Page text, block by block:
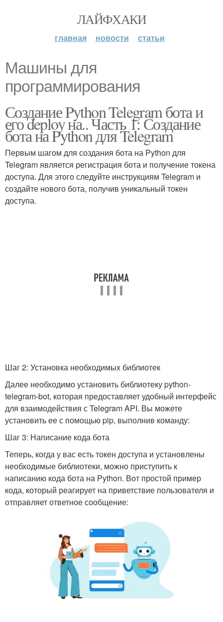
ЛАЙФХАКИ
главная новости статьи
Машины для
программирования
Создание Python Telegram бота и
его deploy на.. Часть 1: Создание
бота на Python для Telegram
Первым шагом для создания бота на Python для
Telegram является регистрация бота и получение токена
доступа. Для этого следуйте инструкциям Telegram и
создайте нового бота, получив уникальный токен
доступа.
Шаг 2: Установка необходимых библиотек
Далее необходимо установить библиотеку python-
telegram-bot, которая предоставляет удобный интерфейс
для взаимодействия с Telegram API. Вы можете
установить ее с помощью pip, выполнив команду:
Шаг 3: Написание кода бота
Теперь, когда у вас есть токен доступа и установлены
необходимые библиотеки, можно приступить к
написанию кода бота на Python. Вот простой пример
кода, который реагирует на приветствие пользователя и
отправляет ответное сообщение: